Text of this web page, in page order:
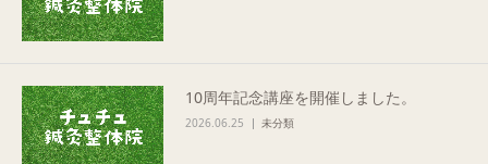
10周年記念講座を開催しました。
2026.06.25 未分類
ご予約・お問合せ